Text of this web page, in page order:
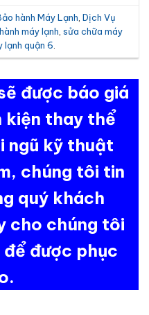
hành Máy Lạnh Dịch Vụ
máy lạnh sửa chữa máy
lạnh quận 6
được báo giá
kiện thay thể
ngũ kỹ thuật
chúng tôi tin
quý khách
cho chúng tôi
được phục